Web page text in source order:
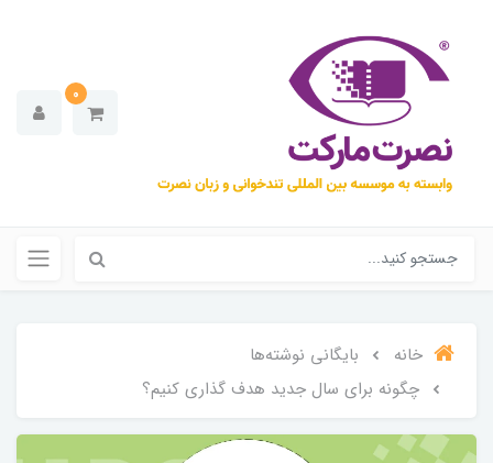
0
خانه
بایگانی نوشته‌ها
چگونه برای سال جدید هدف گذاری کنیم؟